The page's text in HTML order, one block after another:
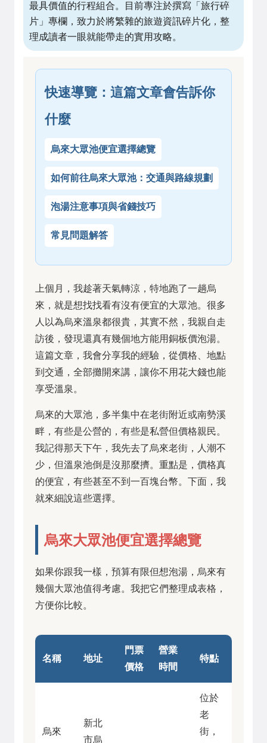
最具價值的行程組合。目前專注於撰寫「旅行碎
片」專欄，致力於將繁雜的旅遊資訊碎片化，整
理成讀者一眼就能帶走的實用攻略。
快速導覽：這篇文章會告訴你
什麼
烏來大眾池便宜選擇總覽
如何前往烏來大眾池：交通與路線規劃
泡湯注意事項與省錢技巧
常見問題解答
上個月，我趁著天氣轉涼，特地跑了一趟烏
來，就是想找找看有沒有便宜的大眾池。很多
人以為烏來溫泉都很貴，其實不然，我親自走
訪後，發現還真有幾個地方能用銅板價泡湯。
這篇文章，我會分享我的經驗，從價格、地點
到交通，全部攤開來講，讓你不用花大錢也能
享受溫泉。
烏來的大眾池，多半集中在老街附近或南勢溪
畔，有些是公營的，有些是私營但價格親民。
我記得那天下午，我先去了烏來老街，人潮不
少，但溫泉池倒是沒那麼擠。重點是，價格真
的便宜，有些甚至不到一百塊台幣。下面，我
就來細說這些選擇。
烏來大眾池便宜選擇總覽
如果你跟我一樣，預算有限但想泡湯，烏來有
幾個大眾池值得考慮。我把它們整理成表格，
方便你比較。
名稱 地址
門票
價格
營業
時間
特點
烏來
新北
市烏
位於
老
街，